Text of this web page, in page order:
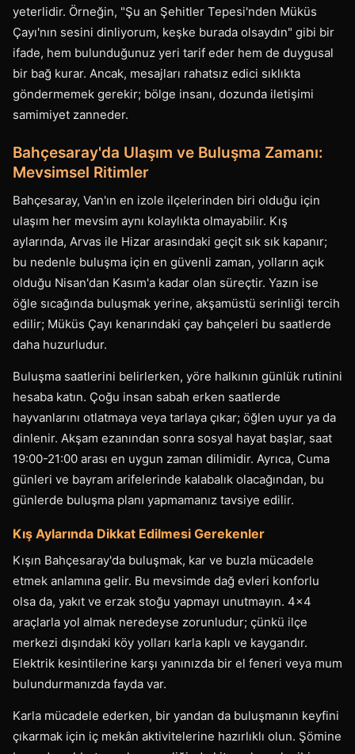
yeterlidir. Örneğin, "Şu an Şehitler Tepesi'nden Müküs
Çayı'nın sesini dinliyorum, keşke burada olsaydın" gibi bir
ifade, hem bulunduğunuz yeri tarif eder hem de duygusal
bir bağ kurar. Ancak, mesajları rahatsız edici sıklıkta
göndermemek gerekir; bölge insanı, dozunda iletişimi
samimiyet zanneder.
Bahçesaray'da Ulaşım ve Buluşma Zamanı:
Mevsimsel Ritimler
Bahçesaray, Van'ın en izole ilçelerinden biri olduğu için
ulaşım her mevsim aynı kolaylıkta olmayabilir. Kış
aylarında, Arvas ile Hizar arasındaki geçit sık sık kapanır;
bu nedenle buluşma için en güvenli zaman, yolların açık
olduğu Nisan'dan Kasım'a kadar olan süreçtir. Yazın ise
öğle sıcağında buluşmak yerine, akşamüstü serinliği tercih
edilir; Müküs Çayı kenarındaki çay bahçeleri bu saatlerde
daha huzurludur.
Buluşma saatlerini belirlerken, yöre halkının günlük rutinini
hesaba katın. Çoğu insan sabah erken saatlerde
hayvanlarını otlatmaya veya tarlaya çıkar; öğlen uyur ya da
dinlenir. Akşam ezanından sonra sosyal hayat başlar, saat
19:00-21:00 arası en uygun zaman dilimidir. Ayrıca, Cuma
günleri ve bayram arifelerinde kalabalık olacağından, bu
günlerde buluşma planı yapmamanız tavsiye edilir.
Kış Aylarında Dikkat Edilmesi Gerekenler
Kışın Bahçesaray'da buluşmak, kar ve buzla mücadele
etmek anlamına gelir. Bu mevsimde dağ evleri konforlu
olsa da, yakıt ve erzak stoğu yapmayı unutmayın. 4x4
araçlarla yol almak neredeyse zorunludur; çünkü ilçe
merkezi dışındaki köy yolları karla kaplı ve kaygandır.
Elektrik kesintilerine karşı yanınızda bir el feneri veya mum
bulundurmanızda fayda var.
Karla mücadele ederken, bir yandan da buluşmanın keyfini
çıkarmak için iç mekân aktivitelerine hazırlıklı olun. Şömine